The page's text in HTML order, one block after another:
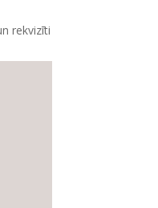
rekvizīti